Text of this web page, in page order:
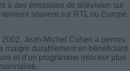
à des émissions de télévision sur
souvent sur RTL ou Europe
Jean-Michel Cohen a permis
maigrir durablement en bénéficiant
et d'un programme minceur plus